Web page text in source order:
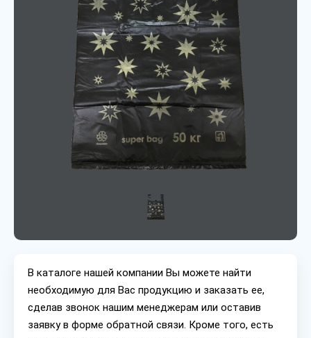
В каталоге нашей компании Вы можете найти
необходимую для Вас продукцию и заказать ее,
сделав звонок нашим менеджерам или оставив
заявку в форме обратной связи. Кроме того, есть